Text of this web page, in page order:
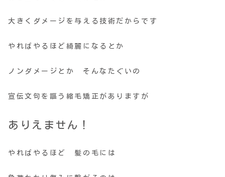
大きくダメージを与える技術だからです
やればやるほど綺麗になるとか
ノンダメージとか そんなたぐいの
宣伝文句を謳う縮毛矯正がありますが
ありえません！
やればやるほど 髪の毛には